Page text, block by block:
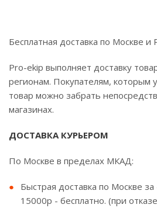
Бесплатная доставка по Москве и
Pro-ekip выполняет доставку
регионам. Покупателям, которым
товар можно забрать
магазинах.
ДОСТАВКА КУРЬЕРОМ
По Москве в пределах МКАД:
Быстрая доставка по Москве
15000р - бесплатно. (при